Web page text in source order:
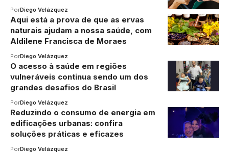
PorDiego Velázquez
Aqui está a prova de que as ervas
naturais ajudam a nossa saúde, com
Aldilene Francisca de Moraes
PorDiego Velázquez
O acesso à saúde em regiões
vulneráveis continua sendo um dos
grandes desafios do Brasil
PorDiego Velázquez
Reduzindo o consumo de energia em
edificações urbanas: confira
soluções práticas e eficazes
PorDiego Velázquez